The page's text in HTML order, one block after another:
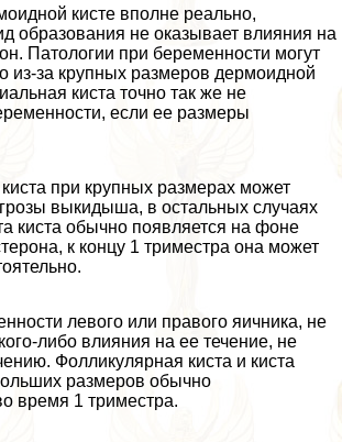
кисте вполне реально,
образования не оказывает влияния на
Патологии при беременности могут
из-за крупных размеров дермоидной
киста точно так же не
если ее размеры
при крупных размерах может
выкидыша, в остальных случаях
киста обычно появляется на фоне
к концу 1 триместра она может
левого или правого яичника, не
либо влияния на ее течение, не
Фолликулярная киста и киста
размеров обычно
время 1 триместра.